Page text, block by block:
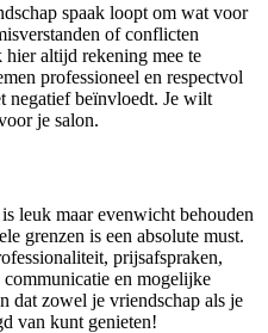
spaak loopt om wat voor
of conflicten
hier altijd rekening mee te
professioneel en respectvol
negatief beïnvloedt. Je wilt
je salon.
leuk maar evenwicht behouden
grenzen is een absolute must.
prijsafspraken,
en mogelijke
dat zowel je vriendschap als je
van kunt genieten!